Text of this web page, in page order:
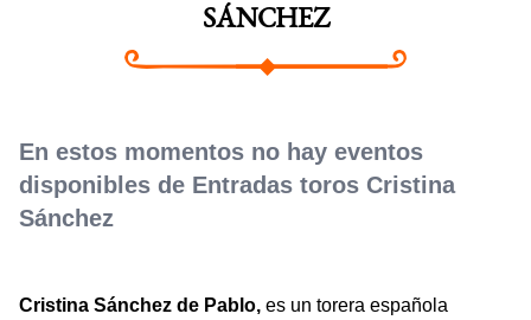
SÁNCHEZ
En estos momentos no hay eventos
disponibles de Entradas toros Cristina
Sánchez
Cristina Sánchez de Pablo, es un torera española